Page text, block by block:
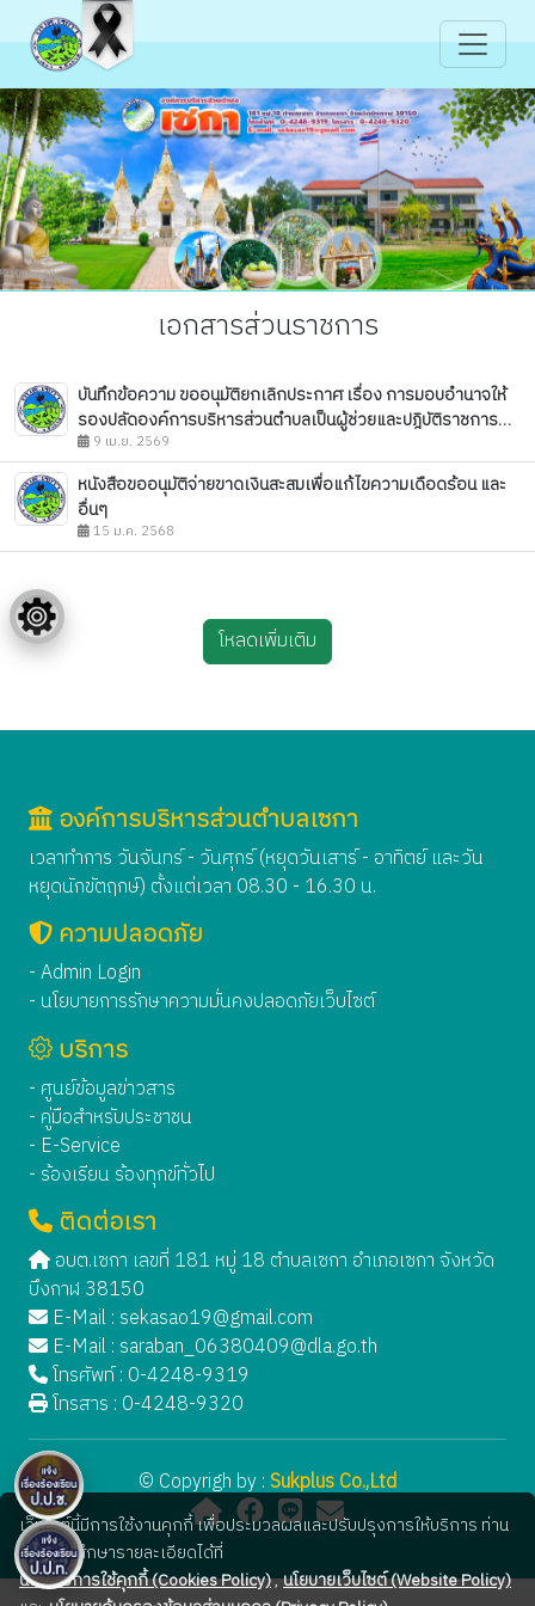
เอกสารส่วนราชการ
บันทึกข้อความ ขออนุมัติยกเลิกประกาศ เรื่อง การมอบอำนาจให้
รองปลัดองค์การบริหารส่วนตำบลเป็นผู้ช่วยและปฎิบัติราชการ
แทนปลัดองค์การบริหารส่วนตำบลเซกา
9 เม.ย. 2569
หนังสือขออนุมัติจ่ายขาดเงินสะสมเพื่อแก้ไขความเดือดร้อน และ
อื่นๆ
15 ม.ค. 2568
โหลดเพิ่มเติม
องค์การบริหารส่วนตำบลเซกา
เวลาทำการ วันจันทร์ - วันศุกร์ (หยุดวันเสาร์ - อาทิตย์ และวัน
หยุดนักขัตฤกษ์) ตั้งแต่เวลา 08.30 - 16.30 น.
ความปลอดภัย
- Admin Login
- นโยบายการรักษาความมั่นคงปลอดภัยเว็บไซต์
บริการ
- ศูนย์ข้อมูลข่าวสาร
- คู่มือสำหรับประชาชน
- E-Service
- ร้องเรียน ร้องทุกข์ทั่วไป
ติดต่อเรา
อบต.เซกา เลขที่ 181 หมู่ 18 ตำบลเซกา อำเภอเซกา จังหวัด
บึงกาฬ 38150
E-Mail : sekasao19@gmail.com
E-Mail : saraban_06380409@dla.go.th
โทรศัพท์ : 0-4248-9319
โทรสาร : 0-4248-9320
© Copyrigh by :Sukplus Co.,Ltd
เว็บไซต์นี้มีการใช้งานคุกกี้ เพื่อประมวลผลและปรับปรุงการให้บริการ ท่าน
สามารถศึกษารายละเอียดได้ที่
นโยบายการใช้คุกกี้ (Cookies Policy),นโยบายเว็บไซต์ (Website Policy)